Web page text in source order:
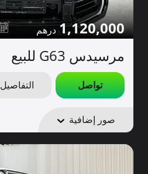
1,120,000
مرسيدس G63 للبيع
تواصل التفاصيل
صور إضافية